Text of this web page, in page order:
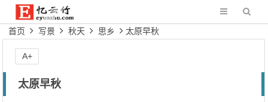
首页 写景 秋天 思乡 太原早秋
太原早秋
A+